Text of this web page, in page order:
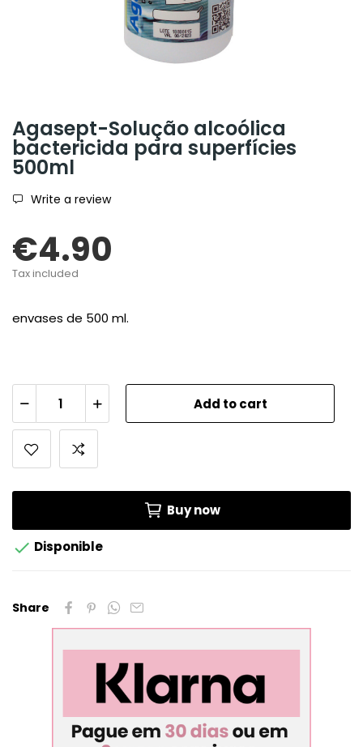
Agasept-Solução alcoólica
bactericida para superfícies
500ml
Write a review
€4.90
Tax included
envases de 500 ml.
Add to cart
Buy now
 Disponible
Share